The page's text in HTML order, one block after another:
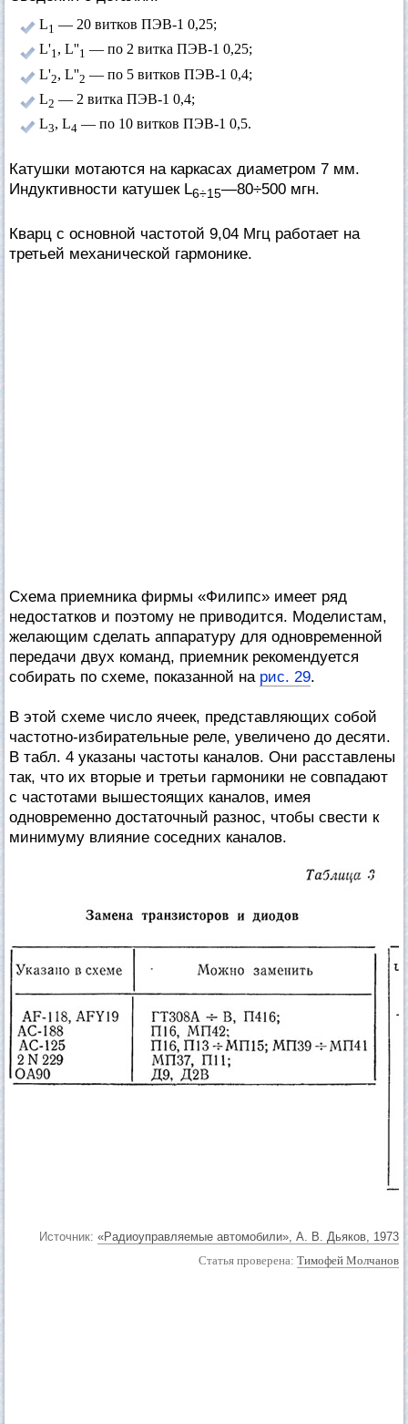
L1 — 20 витков ПЭВ-1 0,25;
L'1, L''1 — по 2 витка ПЭВ-1 0,25;
L'2, L''2 — по 5 витков ПЭВ-1 0,4;
L2 — 2 витка ПЭВ-1 0,4;
L3, L4 — по 10 витков ПЭВ-1 0,5.
Катушки мотаются на каркасах диаметром 7 мм.
Индуктивности катушек L6÷15—80÷500 мгн.
Кварц с основной частотой 9,04 Мгц работает на
третьей механической гармонике.
Схема приемника фирмы «Филипс» имеет ряд
недостатков и поэтому не приводится. Моделистам,
желающим сделать аппаратуру для одновременной
передачи двух команд, приемник рекомендуется
собирать по схеме, показанной на рис. 29.
В этой схеме число ячеек, представляющих собой
частотно-избирательные реле, увеличено до десяти.
В табл. 4 указаны частоты каналов. Они расставлены
так, что их вторые и третьи гармоники не совпадают
с частотами вышестоящих каналов, имея
одновременно достаточный разнос, чтобы свести к
минимуму влияние соседних каналов.
Источник: «Радиоуправляемые автомобили», А. В. Дьяков, 1973
Статья проверена: Тимофей Молчанов